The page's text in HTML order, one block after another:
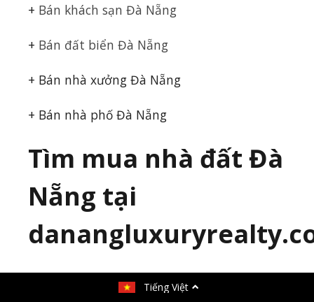
+ Bán khách sạn Đà Nẵng
+ Bán đất biển Đà Nẵng
+ Bán nhà xưởng Đà Nẵng
+ Bán nhà phố Đà Nẵng
Tìm mua nhà đất Đà
Nẵng tại
Cập nhật các thông tin mua bán và cho thuênhà đất ở
Tiếng Việt